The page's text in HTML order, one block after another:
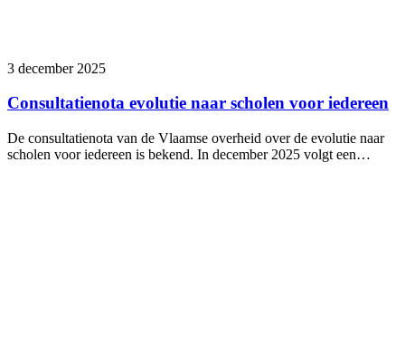
3 december 2025
Consultatienota evolutie naar scholen voor iedereen
De consultatienota van de Vlaamse overheid over de evolutie naar
scholen voor iedereen is bekend. In december 2025 volgt een…